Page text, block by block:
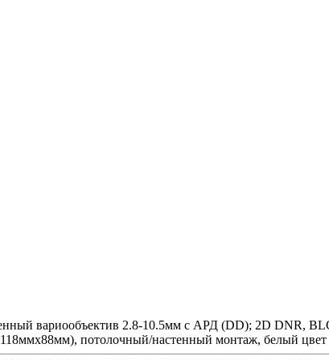
вариообъектив 2.8-10.5мм с АРД (DD); 2D DNR,
потолочный/настенный монтаж, белый цвет